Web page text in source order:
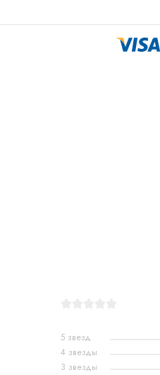
5 звезд
4 звезды
3 звезды